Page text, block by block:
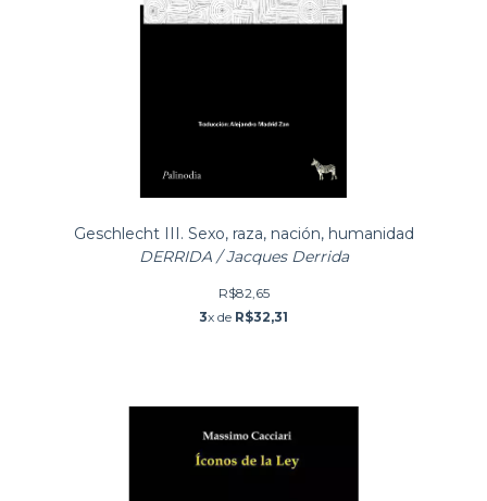
Geschlecht III. Sexo, raza, nación, humanidad
DERRIDA / Jacques Derrida
R$82,65
3x de R$32,31